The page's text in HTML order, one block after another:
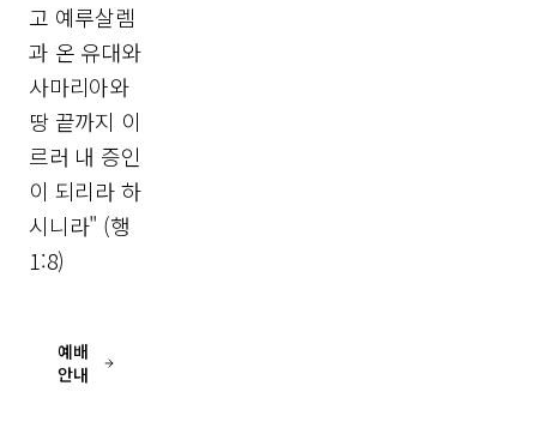
고 예루살렘
과 온 유대와
사마리아와
땅 끝까지 이
르러 내 증인
이 되리라 하
시니라" (행
1:8)
예배
안내